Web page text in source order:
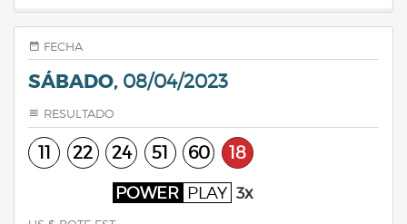
FECHA
SÁBADO, 08/04/2023
RESULTADO
11 22 24 51 60 18
POWER PLAY 3x